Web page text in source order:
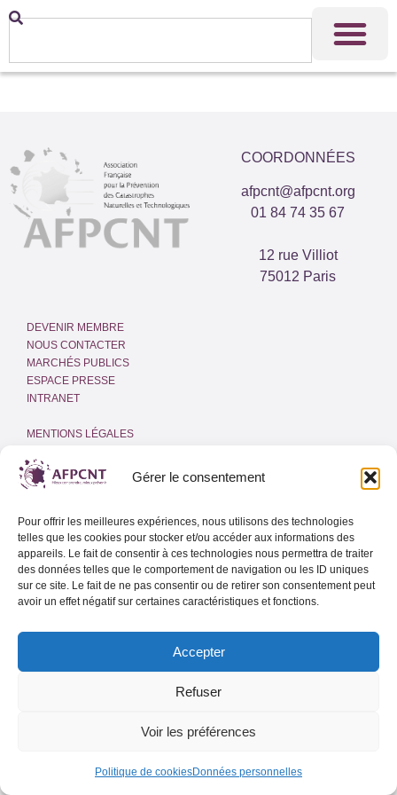
Gérer le consentement
Pour offrir les meilleures expériences, nous utilisons des technologies
telles que les cookies pour stocker et/ou accéder aux informations des
appareils. Le fait de consentir à ces technologies nous permettra de traiter
des données telles que le comportement de navigation ou les ID uniques
sur ce site. Le fait de ne pas consentir ou de retirer son consentement peut
avoir un effet négatif sur certaines caractéristiques et fonctions.
Accepter
Refuser
Voir les préférences
Politique de cookiesDonnées personnelles
COORDONNÉES
afpcnt@afpcnt.org
01 84 74 35 67
12 rue Villiot
75012 Paris
DEVENIR MEMBRE
NOUS CONTACTER
MARCHÉS PUBLICS
ESPACE PRESSE
INTRANET
MENTIONS LÉGALES
(UE)
Adresse email
Lettre d’info de l’AFPCNT
Lettre d’info spéciale Outre-Mer